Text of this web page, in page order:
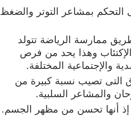
التحكم بمشاعر التوتر والضغظ
ممارسة الرياضة تتولد
وهذا يحد من فرص
والإجتماعية المختلفة.
التى تصيب نسبة كبيرة من
والمشاعر السلبية.
إذ أنها تحسن من مظهر الجسم.